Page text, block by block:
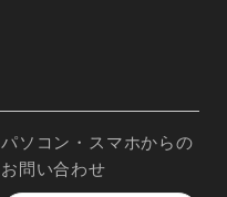
パソコン・スマホからの
お問い合わせ